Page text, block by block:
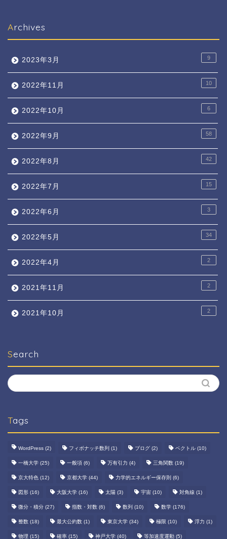
Archives
2023年3月 9
2022年11月 10
2022年10月 6
2022年9月 58
2022年8月 42
2022年7月 15
2022年6月 3
2022年5月 34
2022年4月 2
2021年11月 2
2021年10月 2
Search
Tags
WordPress (2) フィボナッチ数列 (1) ブログ (2) ベクトル (10)
一橋大学 (25) 一般項 (6) 万有引力 (4) 三角関数 (19)
京大特色 (12) 京都大学 (44) 力学的エネルギー保存則 (6)
図形 (16) 大阪大学 (16) 太陽 (3) 宇宙 (10) 対角線 (1)
微分・積分 (27) 指数・対数 (6) 数列 (10) 数学 (176)
整数 (18) 最大公約数 (1) 東京大学 (34) 極限 (10) 浮力 (1)
物理 (15) 確率 (15) 神戸大学 (40) 等加速度運動 (5)